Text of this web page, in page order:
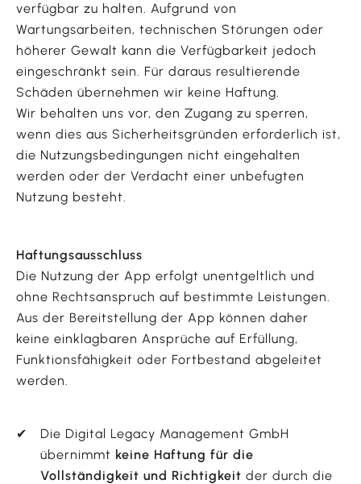
verfügbar zu halten. Aufgrund von
Wartungsarbeiten, technischen Störungen oder
höherer Gewalt kann die Verfügbarkeit jedoch
eingeschränkt sein. Für daraus resultierende
Schäden übernehmen wir keine Haftung.
Wir behalten uns vor, den Zugang zu sperren,
wenn dies aus Sicherheitsgründen erforderlich ist,
die Nutzungsbedingungen nicht eingehalten
werden oder der Verdacht einer unbefugten
Nutzung besteht.
Haftungsausschluss
Die Nutzung der App erfolgt unentgeltlich und
ohne Rechtsanspruch auf bestimmte Leistungen.
Aus der Bereitstellung der App können daher
keine einklagbaren Ansprüche auf Erfüllung,
Funktionsfähigkeit oder Fortbestand abgeleitet
werden.
Die Digital Legacy Management GmbH
übernimmt keine Haftung für die
Vollständigkeit und Richtigkeit der durch die